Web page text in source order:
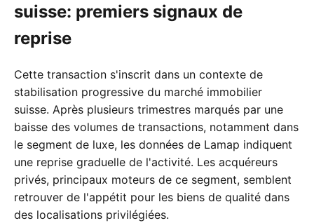
suisse: premiers signaux de
reprise
Cette transaction s'inscrit dans un contexte de
stabilisation progressive du marché immobilier
suisse. Après plusieurs trimestres marqués par une
baisse des volumes de transactions, notamment dans
le segment de luxe, les données de Lamap indiquent
une reprise graduelle de l'activité. Les acquéreurs
privés, principaux moteurs de ce segment, semblent
retrouver de l'appétit pour les biens de qualité dans
des localisations privilégiées.